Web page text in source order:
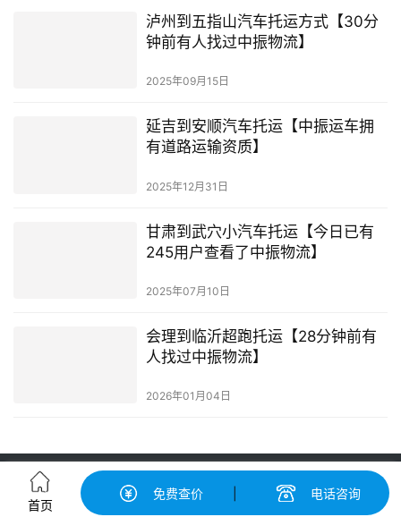
泸州到五指山汽车托运方式【30分
钟前有人找过中振物流】
2025年09月15日
延吉到安顺汽车托运【中振运车拥
有道路运输资质】
2025年12月31日
甘肃到武穴小汽车托运【今日已有
245用户查看了中振物流】
2025年07月10日
会理到临沂超跑托运【28分钟前有
人找过中振物流】
2026年01月04日
轿车托运-汽车托运价格|收费标准查询-中振汽车托运物流平台
粤ICP备2022148417号-2© 广州中振运车服务有限公司 版权所有
首页
免费查价 电话咨询